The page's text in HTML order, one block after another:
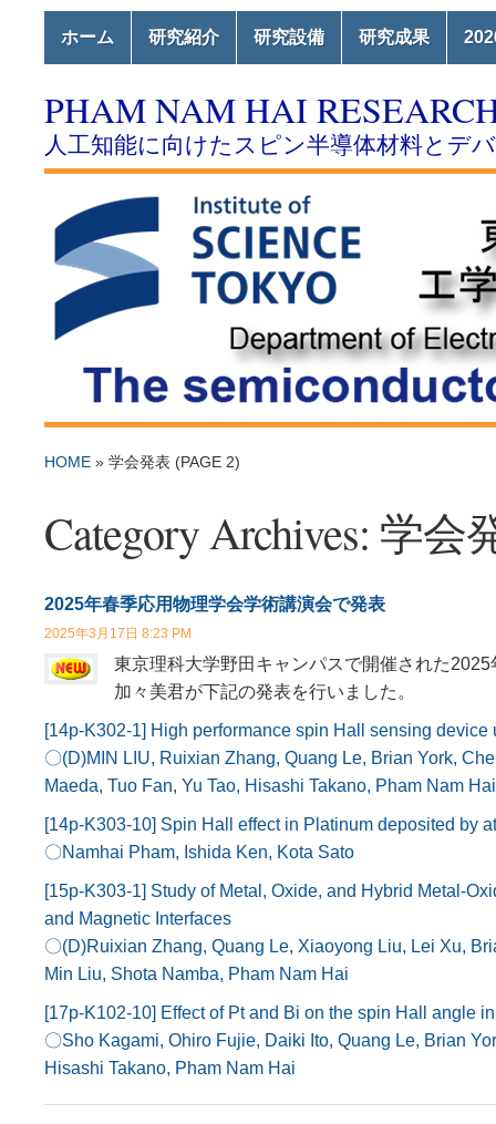
ホーム 研究紹介 研究設備 研究成果
PHAM NAM HAI
人工知能に向けたスピン半導体材料とデ
HOME » 学会発表 (PAGE 2)
Category Archives: 学会
2025年春季応用物理学会学術講演会で発表
2025年3月17日 8:23 PM
東京理科大学野田キャンパスで開催された
加々美君が下記の発表を行いました。
[14p-K302-1] High performance spin Hall sensing
〇(D)MIN LIU, Ruixian Zhang, Quang Le, Brian York,
Maeda, Tuo Fan, Yu Tao, Hisashi Takano, Pham Nam Hai
[14p-K303-10] Spin Hall effect in Platinum deposited by
〇Namhai Pham, Ishida Ken, Kota Sato
[15p-K303-1] Study of Metal, Oxide, and Hybrid Metal-
and Magnetic Interfaces
〇(D)Ruixian Zhang, Quang Le, Xiaoyong Liu, Lei Xu,
Min Liu, Shota Namba, Pham Nam Hai
[17p-K102-10] Effect of Pt and Bi on the spin Hall angle
〇Sho Kagami, Ohiro Fujie, Daiki Ito, Quang Le, Brian
Hisashi Takano, Pham Nam Hai